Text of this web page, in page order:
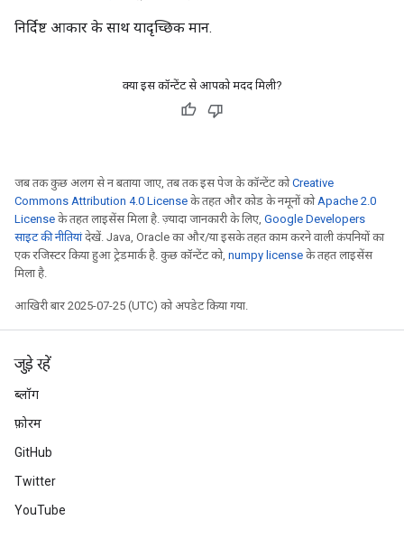
निर्दिष्ट आकार के साथ यादृच्छिक मान.
क्या इस कॉन्टेंट से आपको मदद मिली?
जब तक कुछ अलग से न बताया जाए, तब तक इस पेज के कॉन्टेंट कोCreative
Commons Attribution 4.0 License के तहत और कोड के नमूनों कोApache 2.0
License के तहत लाइसेंस मिला है. ज़्यादा जानकारी के लिए, Google Developers
साइट की नीतियांदेखें. Java, Oracle का और/या इसके तहत काम करने वाली कंपनियों का
एक रजिस्टर किया हुआ ट्रेडमार्क है. कुछ कॉन्टेंट को, numpy license के तहत लाइसेंस
मिला है.
आखिरी बार 2025-07-25 (UTC) को अपडेट किया गया.
जुड़े रहें
ब्लॉग
फ़ोरम
GitHub
Twitter
YouTube